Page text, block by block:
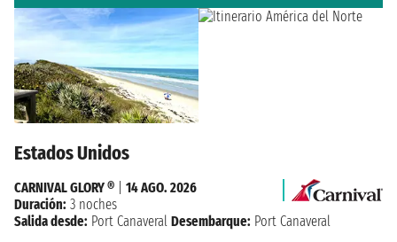
Estados Unidos
CARNIVAL GLORY ®
14 AGO. 2026
Duración: 3 noches
Salida desde: Port Canaveral Desembarque: Port Canaveral